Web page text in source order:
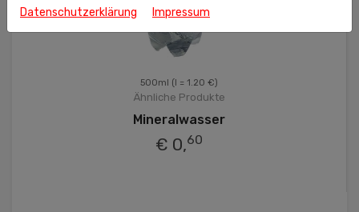
500ml (l = 1.20 €)
Ähnliche Produkte
Mineralwasser
€ 0,60
Datenschutzerklärung Impressum